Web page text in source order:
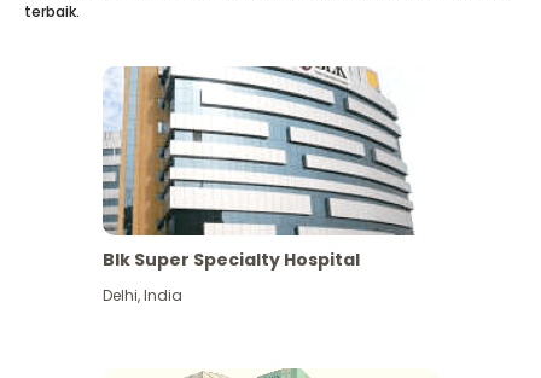
terbaik.
Blk Super Specialty Hospital
Delhi,India